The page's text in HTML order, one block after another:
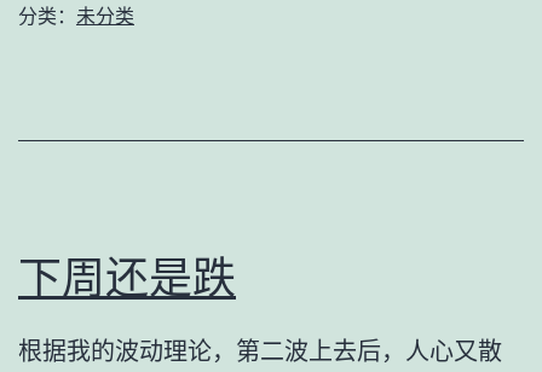
分类： 未分类
下周还是跌
根据我的波动理论，第二波上去后，人心又散